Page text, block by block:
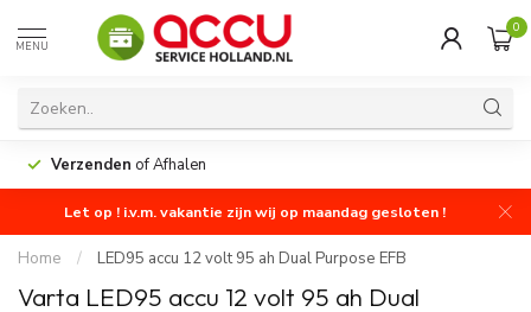
MENU
0
Verzenden of Afhalen
Let op ! i.v.m. vakantie zijn wij op maandag gesloten !
Home / LED95 accu 12 volt 95 ah Dual Purpose EFB
Varta LED95 accu 12 volt 95 ah Dual